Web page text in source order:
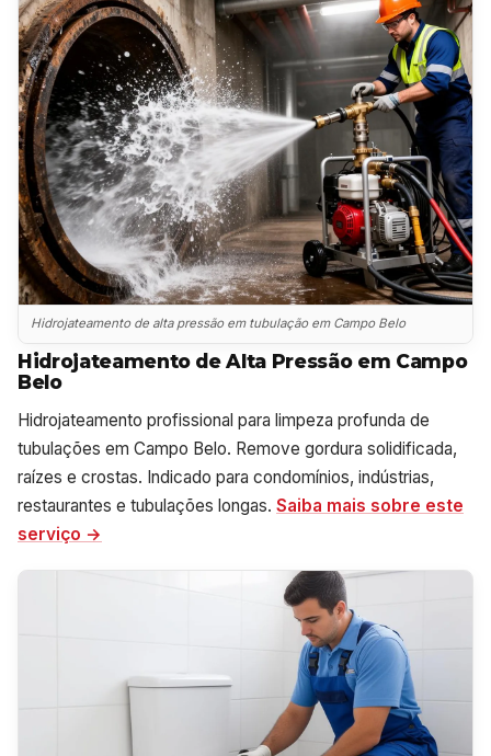
Hidrojateamento de alta pressão em tubulação em Campo Belo
Hidrojateamento de Alta Pressão em Campo
Belo
Hidrojateamento profissional para limpeza profunda de
tubulações em Campo Belo. Remove gordura solidificada,
raízes e crostas. Indicado para condomínios, indústrias,
restaurantes e tubulações longas. Saiba mais sobre este
serviço →